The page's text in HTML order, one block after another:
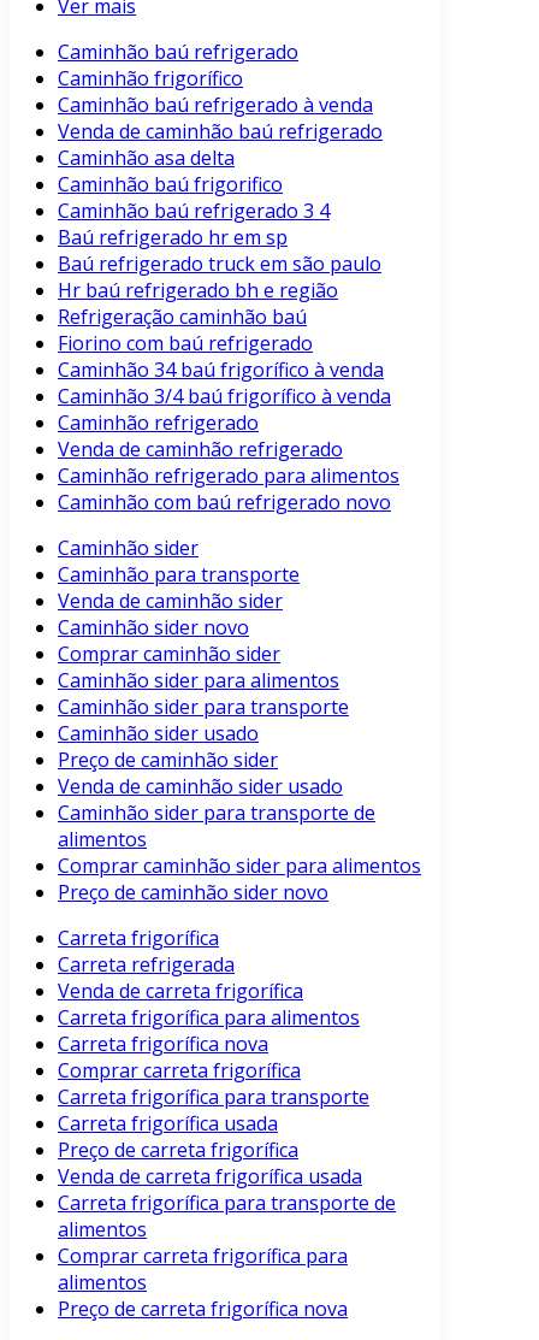
Ver mais
Caminhão baú refrigerado
Caminhão frigorífico
Caminhão baú refrigerado à venda
Venda de caminhão baú refrigerado
Caminhão asa delta
Caminhão baú frigorifico
Caminhão baú refrigerado 3 4
Baú refrigerado hr em sp
Baú refrigerado truck em são paulo
Hr baú refrigerado bh e região
Refrigeração caminhão baú
Fiorino com baú refrigerado
Caminhão 34 baú frigorífico à venda
Caminhão 3/4 baú frigorífico à venda
Caminhão refrigerado
Venda de caminhão refrigerado
Caminhão refrigerado para alimentos
Caminhão com baú refrigerado novo
Caminhão sider
Caminhão para transporte
Venda de caminhão sider
Caminhão sider novo
Comprar caminhão sider
Caminhão sider para alimentos
Caminhão sider para transporte
Caminhão sider usado
Preço de caminhão sider
Venda de caminhão sider usado
Caminhão sider para transporte de
alimentos
Comprar caminhão sider para alimentos
Preço de caminhão sider novo
Carreta frigorífica
Carreta refrigerada
Venda de carreta frigorífica
Carreta frigorífica para alimentos
Carreta frigorífica nova
Comprar carreta frigorífica
Carreta frigorífica para transporte
Carreta frigorífica usada
Preço de carreta frigorífica
Venda de carreta frigorífica usada
Carreta frigorífica para transporte de
alimentos
Comprar carreta frigorífica para
alimentos
Preço de carreta frigorífica nova